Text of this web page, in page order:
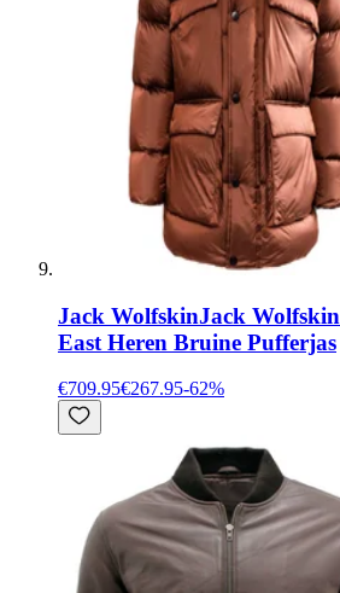
Jack WolfskinJack
East Heren Bruine Pufferjas
€709.95€267.95-62%